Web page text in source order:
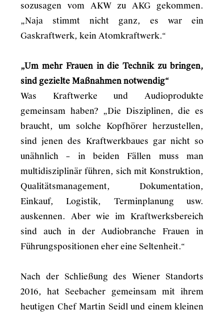
sozusagen vom AKW zu AKG gekommen.
„Naja stimmt nicht ganz, es war ein
Gaskraftwerk, kein Atomkraftwerk.“
„Um mehr Frauen in die Technik zu bringen,
sind gezielte Maßnahmen notwendig“
Was Kraftwerke und Audioprodukte
gemeinsam haben? „Die Disziplinen, die es
braucht, um solche Kopfhörer herzustellen,
sind jenen des Kraftwerkbaues gar nicht so
unähnlich – in beiden Fällen muss man
multidisziplinär führen, sich mit Konstruktion,
Qualitätsmanagement, Dokumentation,
Einkauf, Logistik, Terminplanung usw.
auskennen. Aber wie im Kraftwerksbereich
sind auch in der Audiobranche Frauen in
Führungspositionen eher eine Seltenheit.“
Nach der Schließung des Wiener Standorts
2016, hat Seebacher gemeinsam mit ihrem
heutigen Chef Martin Seidl und einem kleinen